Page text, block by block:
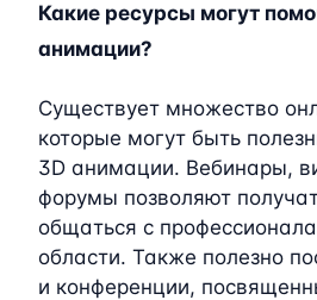
Какие ресурсы могут
анимации?
Существует множество
которые могут быть
3D анимации. Вебинары,
форумы позволяют
общаться с
области. Также полезно
и конференции,